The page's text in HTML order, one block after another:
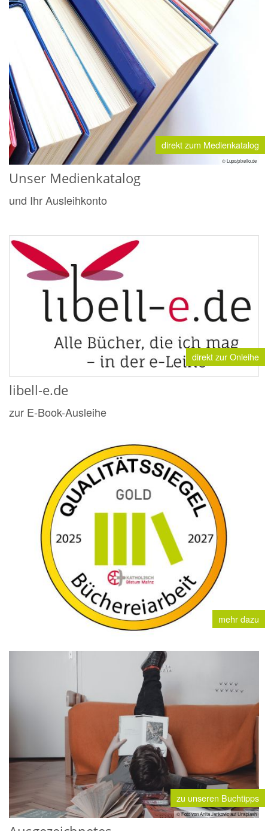
direkt zum Medienkatalog
© Lupo/pixelio.de
Unser Medienkatalog
und Ihr Ausleihkonto
direkt zur Onleihe
libell-e.de
zur E-Book-Ausleihe
mehr dazu
zu unseren Buchtipps
© Foto von Anita Jankovic auf Unsplash